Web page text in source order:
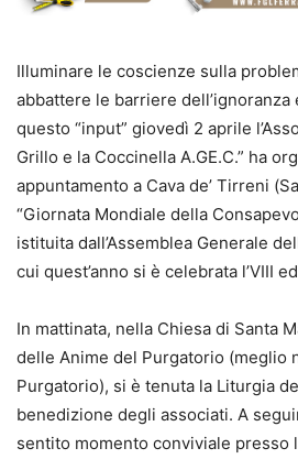
Illuminare le coscienze sulla
abbattere le barriere dell’ignoranza
questo “input” giovedì 2 aprile
Grillo e la Coccinella A.GE.C.” ha
appuntamento a Cava de’ Tirreni
“Giornata Mondiale della
istituita dall’Assemblea Generale
cui quest’anno si è celebrata l’VIII
In mattinata, nella Chiesa di Santa
delle Anime del Purgatorio (meglio
Purgatorio), si è tenuta la Liturgia
benedizione degli associati. A
sentito momento conviviale presso